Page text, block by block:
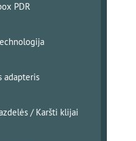
PDR
adapteris
/ Karšti klijai